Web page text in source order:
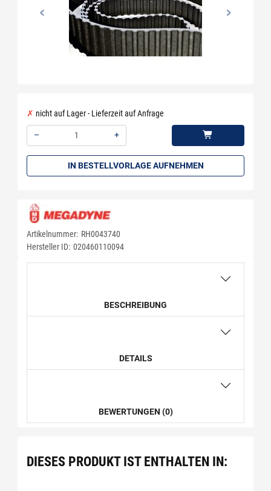
nicht auf Lager - Lieferzeit auf Anfrage
–
+
IN BESTELLVORLAGE AUFNEHMEN
Artikelnummer: RH0043740
Hersteller ID: 020460110094
BESCHREIBUNG
DETAILS
BEWERTUNGEN (0)
DIESES PRODUKT IST ENTHALTEN IN: